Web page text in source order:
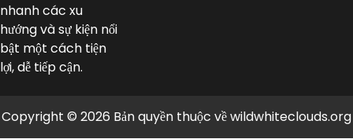
nhanh các xu
hướng và sự kiện nổi
bật một cách tiện
lợi, dễ tiếp cận.
Copyright © 2026 Bản quyền thuộc về wildwhiteclouds.org